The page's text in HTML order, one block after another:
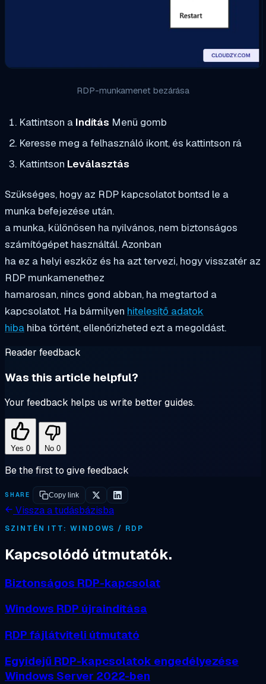
RDP-munkamenet bezárása
Kattintson a Indítás Menü gomb
Keresse meg a felhasználó ikont, és kattintson rá
Kattintson Leválasztás
Szükséges, hogy az RDP kapcsolatot bontsd le a
munka befejezése után.
a munka, különösen ha nyilvános, nem biztonságos
számítógépet használtál. Azonban
ha ez a helyi eszköz és ha azt tervezi, hogy visszatér az
RDP munkamenethez
hamarosan, nincs gond abban, ha megtartod a
kapcsolatot. Ha bármilyen hitelesítő adatok
hiba hiba történt, ellenőrizheted ezt a megoldást.
Reader feedback
Was this article helpful?
Your feedback helps us write better guides.
Yes 0 No 0
Be the first to give feedback
SHARE Copy link
Vissza a tudásbázisba
SZINTÉN ITT: WINDOWS / RDP
Kapcsolódó útmutatók.
Biztonságos RDP-kapcsolat
Windows RDP újraindítása
RDP fájlátviteli útmutató
Egyidejű RDP-kapcsolatok engedélyezése
Windows Server 2022-ben